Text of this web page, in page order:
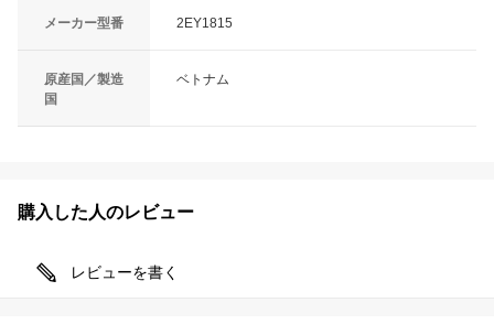
メーカー型番 2EY1815
原産国／製造
国
ベトナム
購入した人のレビュー
レビューを書く